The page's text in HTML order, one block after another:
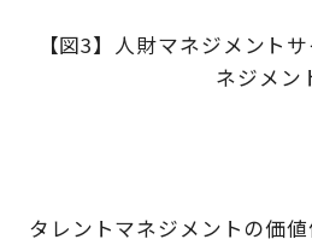
【図3】人財マネジメント
ネジメン
タレントマネジメントの価